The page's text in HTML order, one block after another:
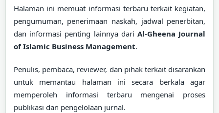
Halaman ini memuat informasi terbaru terkait kegiatan,
pengumuman, penerimaan naskah, jadwal penerbitan,
dan informasi penting lainnya dariAl-Gheena Journal
of Islamic Business Management.
Penulis, pembaca, reviewer, dan pihak terkait disarankan
untuk memantau halaman ini secara berkala agar
memperoleh informasi terbaru mengenai proses
publikasi dan pengelolaan jurnal.